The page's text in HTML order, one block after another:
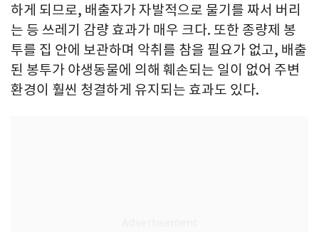
하게 되므로, 배출자가 자발적으로 물기를 짜서 버리
는 등 쓰레기 감량 효과가 매우 크다. 또한 종량제 봉
투를 집 안에 보관하며 악취를 참을 필요가 없고, 배출
된 봉투가 야생동물에 의해 훼손되는 일이 없어 주변
환경이 훨씬 청결하게 유지되는 효과도 있다.